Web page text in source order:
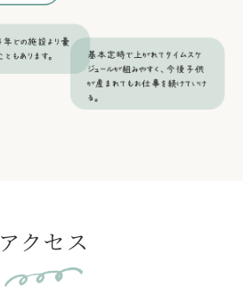
アクセス